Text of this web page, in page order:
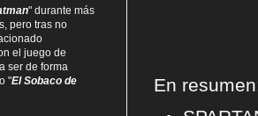
En
" durante más
pero tras no
el juego de
ser de forma
"El Sobaco de